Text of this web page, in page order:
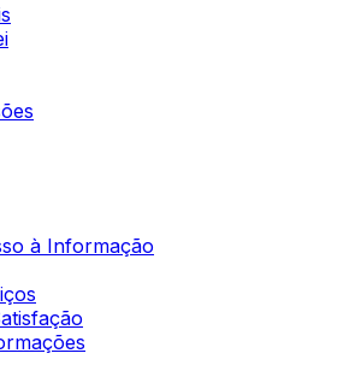
à Informação